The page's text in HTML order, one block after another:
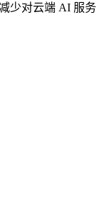
少对云端 AI 服务